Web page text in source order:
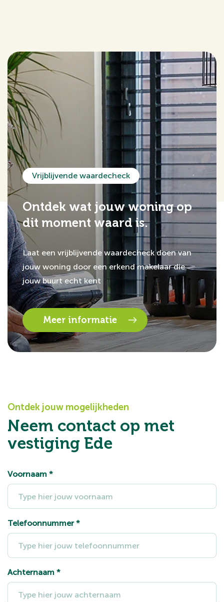
Vrijblijvende waardecheck
Ontdek wat jouw woning op
dit moment waard is.
Laat een vrijblijvende waardecheck doen van
jouw woning door een erkend makelaar die
jouw buurt echt kent
Meer informatie
Ontdek jouw mogelijkheden
Neem contact op met
vestiging Ede
Voornaam *
Telefoonnummer*
Achternaam *